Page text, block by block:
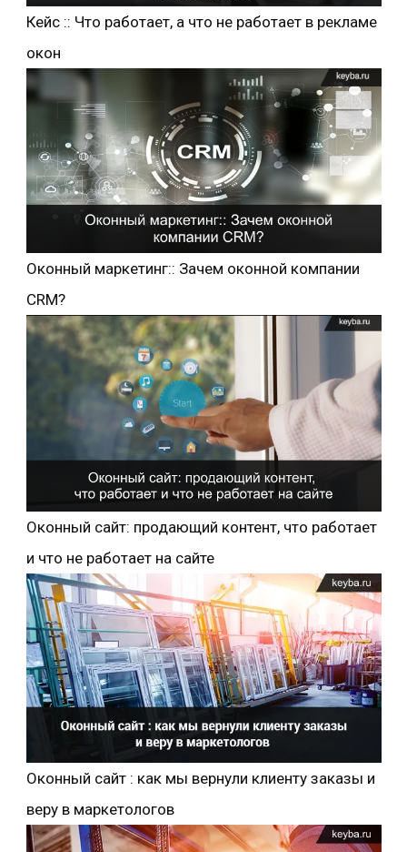
Кейс :: Что работает, а что не работает в рекламе
окон
Оконный маркетинг:: Зачем оконной компании
CRM?
Оконный сайт: продающий контент, что работает
и что не работает на сайте
Оконный сайт : как мы вернули клиенту заказы и
веру в маркетологов